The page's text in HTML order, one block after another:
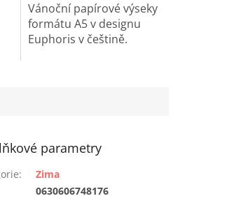
Vánoční papírové výseky
formátu A5 v designu
Euphoris v češtině.
parametry
:
Zima
0630606748176